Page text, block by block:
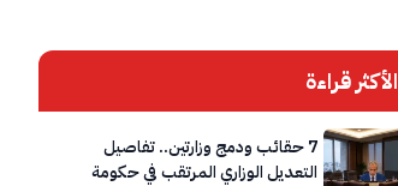
الأكثر قراءة
7 حقائب ودمج وزارتين.. تفاصيل
التعديل الوزاري المرتقب في حكومة